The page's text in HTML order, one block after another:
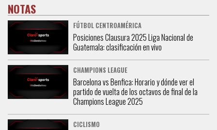
NOTAS
FÚTBOL CENTROAMÉRICA
Posiciones Clausura 2025 Liga Nacional de
Guatemala: clasificación en vivo
CHAMPIONS LEAGUE
Barcelona vs Benfica: Horario y dónde ver el
partido de vuelta de los octavos de final de la
Champions League 2025
CICLISMO